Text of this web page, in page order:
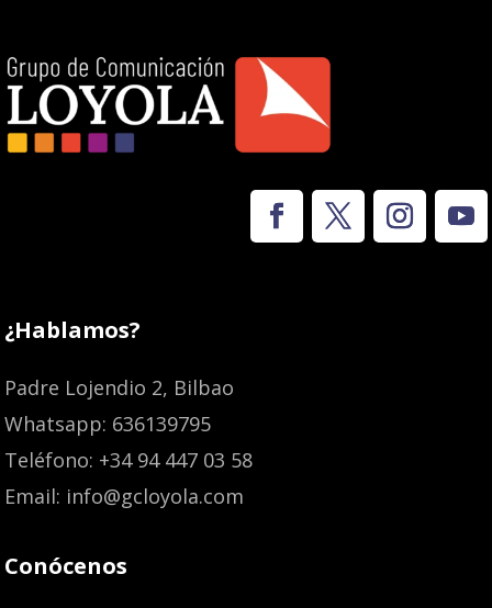
¿Hablamos?
Padre Lojendio 2, Bilbao
Whatsapp: 636139795
Teléfono: +34 94 447 03 58
Email: info@gcloyola.com
Conócenos